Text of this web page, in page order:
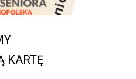
KARTĘ